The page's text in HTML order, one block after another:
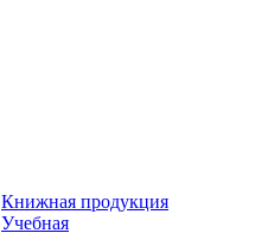
Книжная продукция
Учебная